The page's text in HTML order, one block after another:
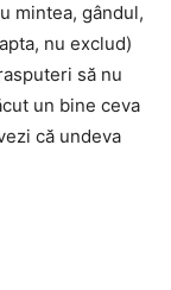
mintea, gândul,
nu exclud)
să nu
un bine ceva
că undeva